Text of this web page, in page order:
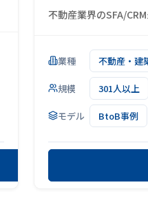
不動産業界のSFA/
業種 不動産・建
規模 301人以上
モデル BtoB事例